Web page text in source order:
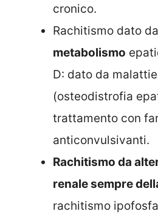
cronico.
Rachitismo dato da
metabolismo
D: dato da
(osteodistrofia
trattamento con
anticonvulsivanti.
Rachitismo da
renale sempre
rachitismo